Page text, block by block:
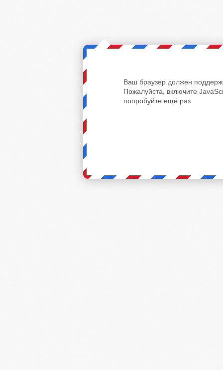
Ваш браузер должен
Пожалуйста, включите
попробуйте ещё раз